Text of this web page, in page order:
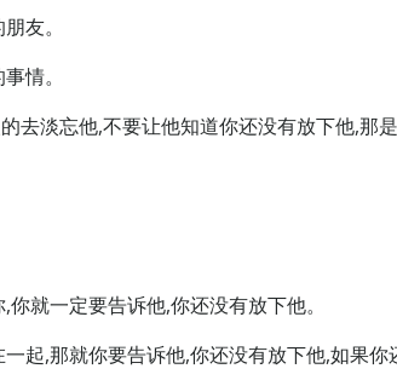
友。
情。
去淡忘他,不要让他知道你还没有放下他,那
就一定要告诉他,你还没有放下他。
起,那就你要告诉他,你还没有放下他,如果你